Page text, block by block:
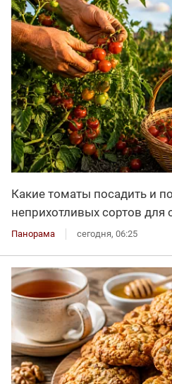
Какие томаты посадить и
неприхотливых сортов для
Панорама сегодня, 06:25